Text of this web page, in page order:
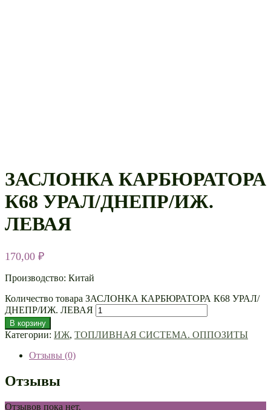
ЗАСЛОНКА КАРБЮРАТОРА
К68 УРАЛ/ДНЕПР/ИЖ.
ЛЕВАЯ
170,00 ₽
Производство: Китай
Количество товара ЗАСЛОНКА КАРБЮРАТОРА К68 УРАЛ/
ДНЕПР/ИЖ. ЛЕВАЯ
В корзину
Категории: ИЖ, ТОПЛИВНАЯ СИСТЕМА. ОППОЗИТЫ
Отзывы (0)
Отзывы
Отзывов пока нет.